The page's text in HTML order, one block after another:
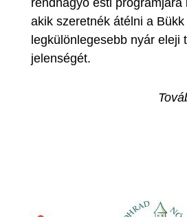
rendhagyó esti programjára
akik szeretnék átélni a
legkülönlegesebb nyár eleji
jelenségét.